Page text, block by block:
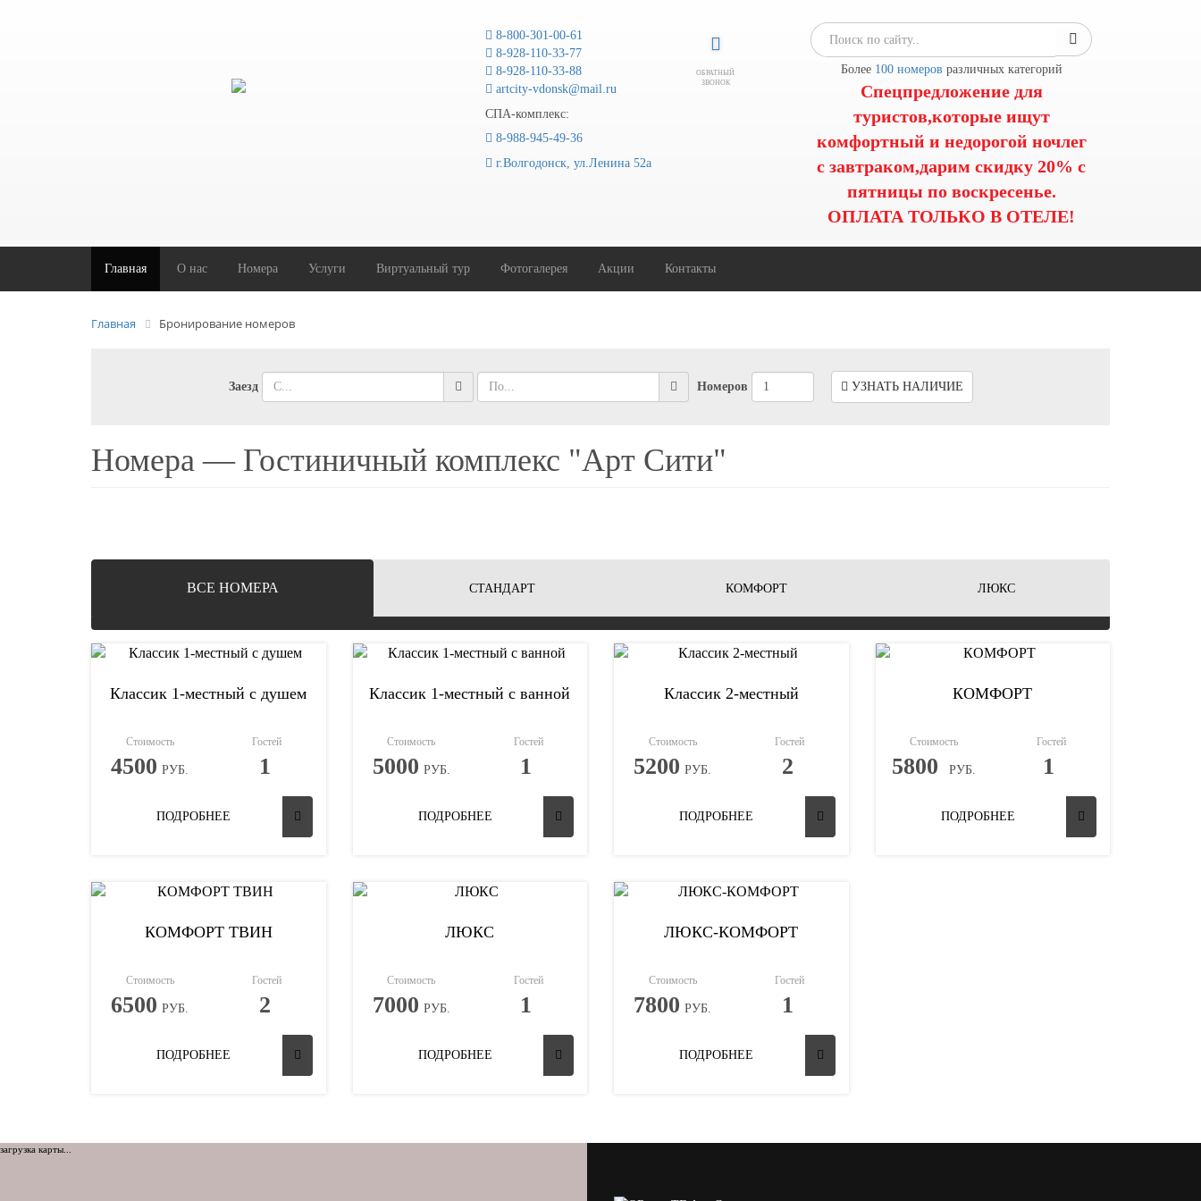
8-800-301-00-61
8-928-110-33-77
8-928-110-33-88
artcity-vdonsk@mail.ru
СПА-комплекс:
8-988-945-49-36
г.Волгодонск, ул.Ленина 52а
ОБРАТНЫЙ
ЗВОНОК
Более 100 номеров различных категорий
Спецпредложение для
туристов,которые ищут
комфортный и недорогой ночлег
с завтраком,дарим скидку 20% с
пятницы по воскресенье.
ОПЛАТА ТОЛЬКО В ОТЕЛЕ!
Главная O нас Номера Услуги Виртуальный тур Фотогалерея Акции Контакты
Главная Бронирование номеров
Заезд Номеров УЗНАТЬ НАЛИЧИЕ
Номера — Гостиничный комплекс "Арт Сити"
ВCЕ НОМЕРА СТАНДАРТ КОМФОРТ ЛЮКС
Классик 1-местный с душем
Стоимость
4500 РУБ.
Гостей
1
ПОДРОБНЕЕ
Классик 1-местный с ванной
Стоимость
5000 РУБ.
Гостей
1
ПОДРОБНЕЕ
Классик 2-местный
Стоимость
5200 РУБ.
Гостей
2
ПОДРОБНЕЕ
КОМФОРТ
Стоимость
5800 РУБ.
Гостей
1
ПОДРОБНЕЕ
КОМФОРТ ТВИН
Стоимость
6500 РУБ.
Гостей
2
ПОДРОБНЕЕ
ЛЮКС
Стоимость
7000 РУБ.
Гостей
1
ПОДРОБНЕЕ
ЛЮКС-КОМФОРТ
Стоимость
7800 РУБ.
Гостей
1
ПОДРОБНЕЕ
загрузка карты...